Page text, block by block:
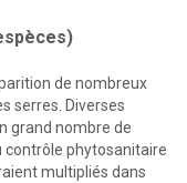
de nombreux
serres. Diverses
grand nombre de
contrôle phytosanitaire
multipliés dans